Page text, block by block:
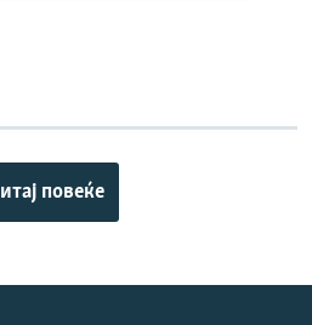
повеќе